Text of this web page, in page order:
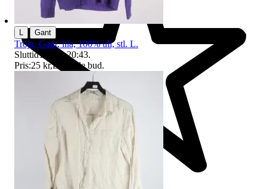
| Gant
Tröja, Gant, lila, 100% ull, stl. L.
Sluttid16 aug 20:43.
Pris:25 kr,Ledande bud.